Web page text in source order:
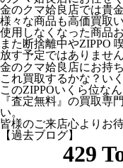
金のクマ姶良店では貴
様々な商品も高価買取
使用しなくなった商品
また断捨離中やZIPPO
放す予定ではありませ
金のクマ姶良店にお持
これ買取するかな？い
このZIPPOいくら位な
『査定無料』の買取専
い。
皆様のご来店心よりお
【過去ブログ】